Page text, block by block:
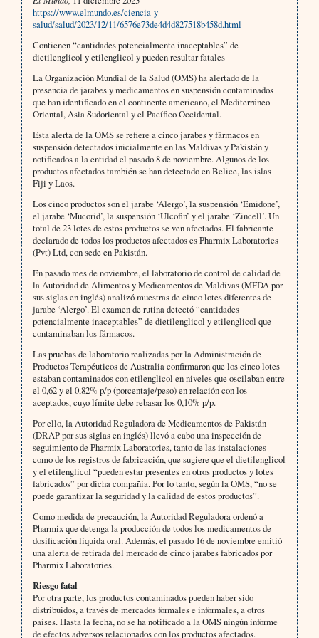
https://www.elmundo.es/ciencia-y-
salud/salud/2023/12/11/6576e73de4d4d827518b458d.html
Contienen “cantidades potencialmente inaceptables” de
dietilenglicol y etilenglicol y pueden resultar fatales
La Organización Mundial de la Salud (OMS) ha alertado de la
presencia de jarabes y medicamentos en suspensión contaminados
que han identificado en el continente americano, el Mediterráneo
Oriental, Asia Sudoriental y el Pacífico Occidental.
Esta alerta de la OMS se refiere a cinco jarabes y fármacos en
suspensión detectados inicialmente en las Maldivas y Pakistán y
notificados a la entidad el pasado 8 de noviembre. Algunos de los
productos afectados también se han detectado en Belice, las islas
Fiji y Laos.
Los cinco productos son el jarabe ‘Alergo’, la suspensión ‘Emidone’,
el jarabe ‘Mucorid’, la suspensión ‘Ulcofin’ y el jarabe ‘Zincell’. Un
total de 23 lotes de estos productos se ven afectados. El fabricante
declarado de todos los productos afectados es Pharmix Laboratories
(Pvt) Ltd, con sede en Pakistán.
En pasado mes de noviembre, el laboratorio de control de calidad de
la Autoridad de Alimentos y Medicamentos de Maldivas (MFDA por
sus siglas en inglés) analizó muestras de cinco lotes diferentes de
jarabe ‘Alergo’. El examen de rutina detectó “cantidades
potencialmente inaceptables” de dietilenglicol y etilenglicol que
contaminaban los fármacos.
Las pruebas de laboratorio realizadas por la Administración de
Productos Terapéuticos de Australia confirmaron que los cinco lotes
estaban contaminados con etilenglicol en niveles que oscilaban entre
el 0,62 y el 0,82% p/p (porcentaje/peso) en relación con los
aceptados, cuyo límite debe rebasar los 0,10% p/p.
Por ello, la Autoridad Reguladora de Medicamentos de Pakistán
(DRAP por sus siglas en inglés) llevó a cabo una inspección de
seguimiento de Pharmix Laboratories, tanto de las instalaciones
como de los registros de fabricación, que sugiere que el dietilenglicol
y el etilenglicol “pueden estar presentes en otros productos y lotes
fabricados” por dicha compañía. Por lo tanto, según la OMS, “no se
puede garantizar la seguridad y la calidad de estos productos”.
Como medida de precaución, la Autoridad Reguladora ordenó a
Pharmix que detenga la producción de todos los medicamentos de
dosificación líquida oral. Además, el pasado 16 de noviembre emitió
una alerta de retirada del mercado de cinco jarabes fabricados por
Pharmix Laboratories.
Riesgo fatal
Por otra parte, los productos contaminados pueden haber sido
distribuidos, a través de mercados formales e informales, a otros
países. Hasta la fecha, no se ha notificado a la OMS ningún informe
de efectos adversos relacionados con los productos afectados.